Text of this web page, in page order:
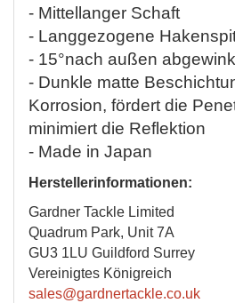
- Mittellanger Schaft
- Langgezogene
- 15°nach außen
- Dunkle matte
Korrosion, fördert die
minimiert die Reflektion
- Made in Japan
Herstellerinformationen:
Gardner Tackle Limited
Quadrum Park, Unit 7A
GU3 1LU Guildford Surrey
Vereinigtes Königreich
sales@gardnertackle.co.uk